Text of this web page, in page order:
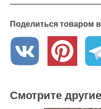
всей России. Если у вас
Поделиться товаром
Смотрите